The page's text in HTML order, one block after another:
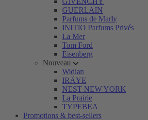
GUERLAIN
Parfums de Marly
INITIO Parfums Privés
La Mer
Tom Ford
Eisenberg
Nouveau
Widian
IRÄYE
NEST NEW YORK
La Prairie
TYPEBEA
Promotions & best-sellers